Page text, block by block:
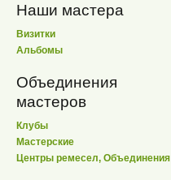
Наши мастера
Визитки
Альбомы
Объединения
мастеров
Клубы
Мастерские
Центры ремесел, Объединения